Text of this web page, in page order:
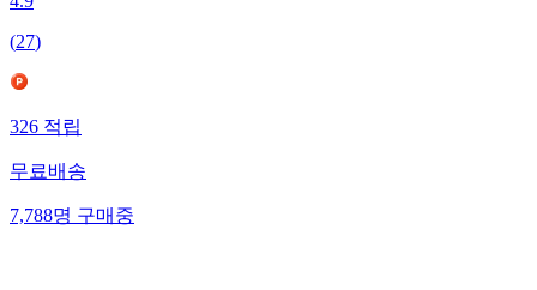
(27)
326 적립
무료배송
7,788명 구매중